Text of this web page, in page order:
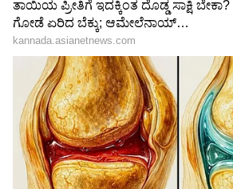
LATEST VIDEOS
"ರಾಜಕೀಯ ಬೇಡ, ಸಿನಿಮಾನೇ
ಕನಕೋತ್ಸವದಲ್ಲಿ ರಿಷಬ್ ಶೆಟ್ಟಿ |
Shetty speech | Suvarna News
ಶೇ.50 ರಿಂದ ಶೇ.18 ಕ್ಕೆ TAX ಇಳಿಕೆ:
ಟ್ರಂಪ್ ಐತಿಹಾಸಿಕ ಒಪ್ಪಂದ | India
Trade Deal | Party Rounds